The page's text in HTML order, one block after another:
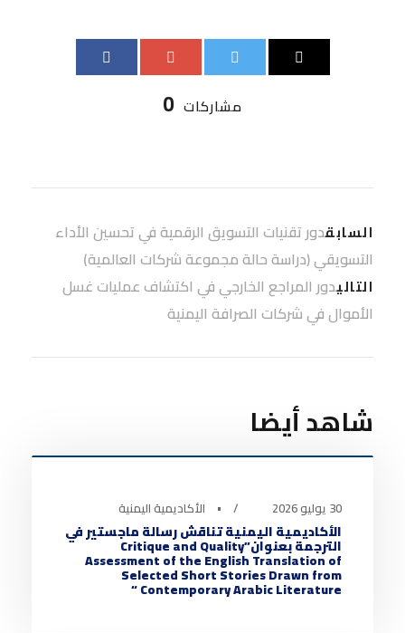
0 مشاركات
السابقدور تقنيات التسويق الرقمية في تحسين الأداء
التسويقي (دراسة حالة مجموعة شركات العالمية)
التاليدور المراجع الخارجي في اكتشاف عمليات غسل
الأموال في شركات الصرافة اليمنية
شاهد أيضا
أخبار الأكاديمية
30 يوليو 2026 • الأكاديمية اليمنية
الأكاديمية اليمنية تناقش رسالة ماجستير في
الترجمة بعنوان”Critique and Quality
Assessment of the English Translation of
Selected Short Stories Drawn from
Contemporary Arabic Literature “